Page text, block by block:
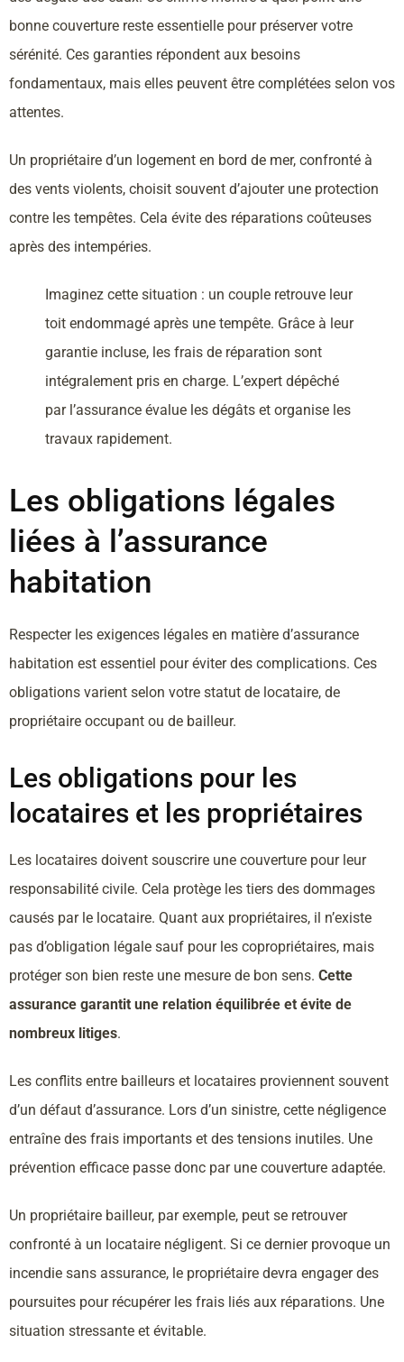
bonne couverture reste essentielle pour préserver votre
sérénité. Ces garanties répondent aux besoins
fondamentaux, mais elles peuvent être complétées selon vos
attentes.
Un propriétaire d’un logement en bord de mer, confronté à
des vents violents, choisit souvent d’ajouter une protection
contre les tempêtes. Cela évite des réparations coûteuses
après des intempéries.
Imaginez cette situation : un couple retrouve leur
toit endommagé après une tempête. Grâce à leur
garantie incluse, les frais de réparation sont
intégralement pris en charge. L’expert dépêché
par l’assurance évalue les dégâts et organise les
travaux rapidement.
Les obligations légales
liées à l’assurance
habitation
Respecter les exigences légales en matière d’assurance
habitation est essentiel pour éviter des complications. Ces
obligations varient selon votre statut de locataire, de
propriétaire occupant ou de bailleur.
Les obligations pour les
locataires et les propriétaires
Les locataires doivent souscrire une couverture pour leur
responsabilité civile. Cela protège les tiers des dommages
causés par le locataire. Quant aux propriétaires, il n’existe
pas d’obligation légale sauf pour les copropriétaires, mais
protéger son bien reste une mesure de bon sens. Cette
assurance garantit une relation équilibrée et évite de
nombreux litiges.
Les conflits entre bailleurs et locataires proviennent souvent
d’un défaut d’assurance. Lors d’un sinistre, cette négligence
entraîne des frais importants et des tensions inutiles. Une
prévention efficace passe donc par une couverture adaptée.
Un propriétaire bailleur, par exemple, peut se retrouver
confronté à un locataire négligent. Si ce dernier provoque un
incendie sans assurance, le propriétaire devra engager des
poursuites pour récupérer les frais liés aux réparations. Une
situation stressante et évitable.